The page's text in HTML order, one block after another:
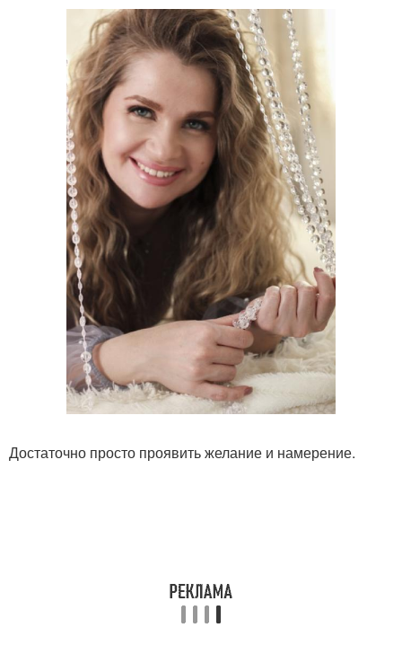
Достаточно просто проявить желание и намерение.